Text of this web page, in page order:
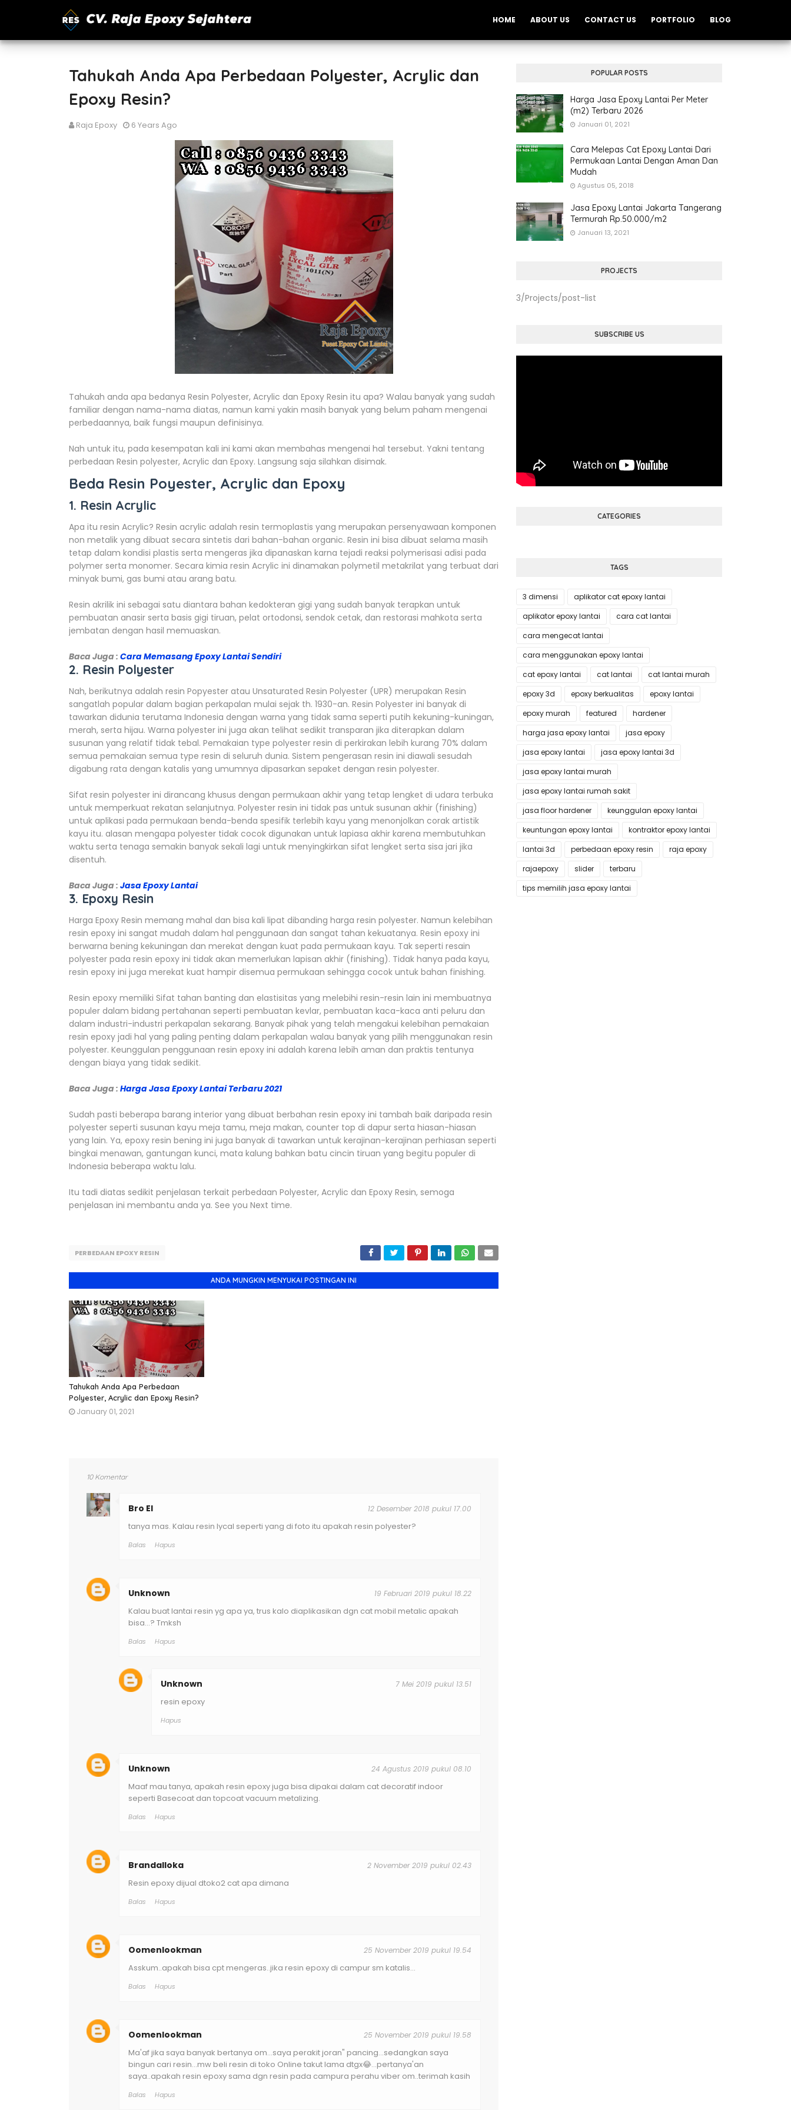
HOME ABOUT US CONTACT US PORTFOLIO BLOG
Tahukah Anda Apa Perbedaan Polyester, Acrylic dan
Epoxy Resin?
Raja Epoxy 6 Years Ago
Tahukah anda apa bedanya Resin Polyester, Acrylic dan Epoxy Resin itu apa? Walau banyak yang sudah
familiar dengan nama-nama diatas, namun kami yakin masih banyak yang belum paham mengenai
perbedaannya, baik fungsi maupun definisinya.
Nah untuk itu, pada kesempatan kali ini kami akan membahas mengenai hal tersebut. Yakni tentang
perbedaan Resin polyester, Acrylic dan Epoxy. Langsung saja silahkan disimak.
Beda Resin Poyester, Acrylic dan Epoxy
1. Resin Acrylic
Apa itu resin Acrylic? Resin acrylic adalah resin termoplastis yang merupakan persenyawaan komponen
non metalik yang dibuat secara sintetis dari bahan-bahan organic. Resin ini bisa dibuat selama masih
tetap dalam kondisi plastis serta mengeras jika dipanaskan karna tejadi reaksi polymerisasi adisi pada
polymer serta monomer. Secara kimia resin Acrylic ini dinamakan polymetil metakrilat yang terbuat dari
minyak bumi, gas bumi atau arang batu.
Resin akrilik ini sebagai satu diantara bahan kedokteran gigi yang sudah banyak terapkan untuk
pembuatan anasir serta basis gigi tiruan, pelat ortodonsi, sendok cetak, dan restorasi mahkota serta
jembatan dengan hasil memuaskan.
Baca Juga : Cara Memasang Epoxy Lantai Sendiri
2. Resin Polyester
Nah, berikutnya adalah resin Popyester atau Unsaturated Resin Polyester (UPR) merupakan Resin
sangatlah popular dalam bagian perkapalan mulai sejak th. 1930-an. Resin Polyester ini banyak di
tawarkan didunia terutama Indonesia dengan warna yang tidak sama seperti putih kekuning-kuningan,
merah, serta hijau. Warna polyester ini juga akan telihat sedikit transparan jika diterapkan dalam
susunan yang relatif tidak tebal. Pemakaian type polyester resin di perkirakan lebih kurang 70% dalam
semua pemakaian semua type resin di seluruh dunia. Sistem pengerasan resin ini diawali sesudah
digabung rata dengan katalis yang umumnya dipasarkan sepaket dengan resin polyester.
Sifat resin polyester ini dirancang khusus dengan permukaan akhir yang tetap lengket di udara terbuka
untuk memperkuat rekatan selanjutnya. Polyester resin ini tidak pas untuk susunan akhir (finishing)
untuk aplikasi pada permukaan benda-benda spesifik terlebih kayu yang menonjolkan corak artistik
kayu itu. alasan mengapa polyester tidak cocok digunakan untuk lapiasa akhir karena membutuhkan
waktu serta tenaga semakin banyak sekali lagi untuk menyingkirkan sifat lengket serta sisa jari jika
disentuh.
Baca Juga : Jasa Epoxy Lantai
3. Epoxy Resin
Harga Epoxy Resin memang mahal dan bisa kali lipat dibanding harga resin polyester. Namun kelebihan
resin epoxy ini sangat mudah dalam hal penggunaan dan sangat tahan kekuatanya. Resin epoxy ini
berwarna bening kekuningan dan merekat dengan kuat pada permukaan kayu. Tak seperti resain
polyester pada resin epoxy ini tidak akan memerlukan lapisan akhir (finishing). Tidak hanya pada kayu,
resin epoxy ini juga merekat kuat hampir disemua permukaan sehingga cocok untuk bahan finishing.
Resin epoxy memiliki Sifat tahan banting dan elastisitas yang melebihi resin-resin lain ini membuatnya
populer dalam bidang pertahanan seperti pembuatan kevlar, pembuatan kaca-kaca anti peluru dan
dalam industri-industri perkapalan sekarang. Banyak pihak yang telah mengakui kelebihan pemakaian
resin epoxy jadi hal yang paling penting dalam perkapalan walau banyak yang pilih menggunakan resin
polyester. Keunggulan penggunaan resin epoxy ini adalah karena lebih aman dan praktis tentunya
dengan biaya yang tidak sedikit.
Baca Juga : Harga Jasa Epoxy Lantai Terbaru 2021
Sudah pasti beberapa barang interior yang dibuat berbahan resin epoxy ini tambah baik daripada resin
polyester seperti susunan kayu meja tamu, meja makan, counter top di dapur serta hiasan-hiasan
yang lain. Ya, epoxy resin bening ini juga banyak di tawarkan untuk kerajinan-kerajinan perhiasan seperti
bingkai menawan, gantungan kunci, mata kalung bahkan batu cincin tiruan yang begitu populer di
Indonesia beberapa waktu lalu.
Itu tadi diatas sedikit penjelasan terkait perbedaan Polyester, Acrylic dan Epoxy Resin, semoga
penjelasan ini membantu anda ya. See you Next time.
PERBEDAAN EPOXY RESIN
ANDA MUNGKIN MENYUKAI POSTINGAN INI
Tahukah Anda Apa Perbedaan
Polyester, Acrylic dan Epoxy Resin?
January 01, 2021
10 Komentar
Bro El 12 Desember 2018 pukul 17.00
tanya mas. Kalau resin lycal seperti yang di foto itu apakah resin polyester?
Balas Hapus
Unknown 19 Februari 2019 pukul 18.22
Kalau buat lantai resin yg apa ya, trus kalo diaplikasikan dgn cat mobil metalic apakah
bisa...? Tmksh
Balas Hapus
Unknown 7 Mei 2019 pukul 13.51
resin epoxy
Hapus
Unknown 24 Agustus 2019 pukul 08.10
Maaf mau tanya, apakah resin epoxy juga bisa dipakai dalam cat decoratif indoor
seperti Basecoat dan topcoat vacuum metalizing.
Balas Hapus
Brandalloka 2 November 2019 pukul 02.43
Resin epoxy dijual dtoko2 cat apa dimana
Balas Hapus
Oomenlookman 25 November 2019 pukul 19.54
Asskum..apakah bisa cpt mengeras..jika resin epoxy di campur sm katalis...
Balas Hapus
Oomenlookman 25 November 2019 pukul 19.58
Ma'af jika saya banyak bertanya om...saya perakit joran" pancing...sedangkan saya
bingun cari resin...mw beli resin di toko Online takut lama dtgx😂...pertanya'an
saya..apakah resin epoxy sama dgn resin pada campura perahu viber om..terimah kasih
Balas Hapus
POPULAR POSTS
Harga Jasa Epoxy Lantai Per Meter
(m2) Terbaru 2026
Januari 01, 2021
Cara Melepas Cat Epoxy Lantai Dari
Permukaan Lantai Dengan Aman Dan
Mudah
Agustus 05, 2018
Jasa Epoxy Lantai Jakarta Tangerang
Termurah Rp.50.000/m2
Januari 13, 2021
PROJECTS
3/Projects/post-list
SUBSCRIBE US
CATEGORIES
TAGS
3 dimensi
aplikator cat epoxy lantai
aplikator epoxy lantai
cara cat lantai
cara mengecat lantai
cara menggunakan epoxy lantai
cat epoxy lantai
cat lantai
cat lantai murah
epoxy 3d
epoxy berkualitas
epoxy lantai
epoxy murah
featured
hardener
harga jasa epoxy lantai
jasa epoxy
jasa epoxy lantai
jasa epoxy lantai 3d
jasa epoxy lantai murah
jasa epoxy lantai rumah sakit
jasa floor hardener
keunggulan epoxy lantai
keuntungan epoxy lantai
kontraktor epoxy lantai
lantai 3d
perbedaan epoxy resin
raja epoxy
rajaepoxy
slider
terbaru
tips memilih jasa epoxy lantai